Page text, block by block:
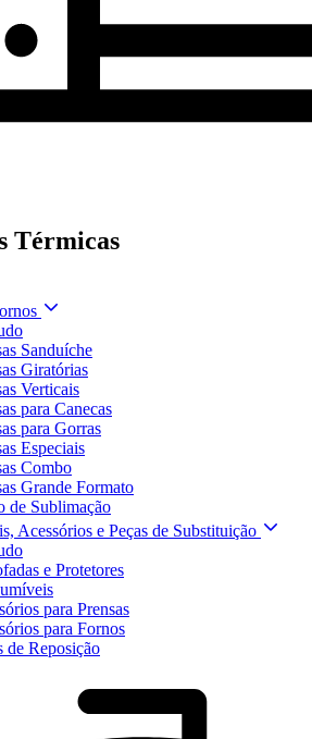
Térmicas
Sanduíche
Giratórias
Verticais
para Canecas
para Gorras
Especiais
Combo
Grande Formato
de Sublimação
Acessórios e Peças de Substituição
e Protetores
para Prensas
para Fornos
de Reposição